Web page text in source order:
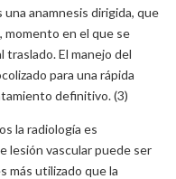
anamnesis dirigida, que
momento en el que se
traslado. El manejo del
para una rápida
definitivo. (3)
la radiología es
lesión vascular puede ser
más utilizado que la